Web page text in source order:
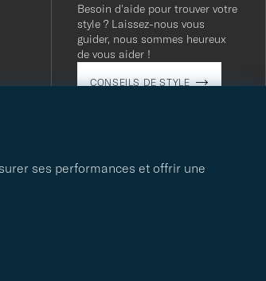
ses performances et offrir une
Besoin d'aide pour trouver votre
style ? Laissez-nous vous
guider, nous sommes heureux
de vous aider !
CONSEILS DE STYLE